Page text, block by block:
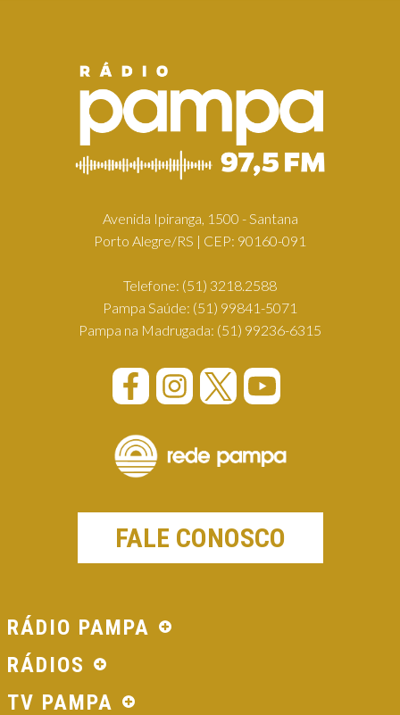
Avenida Ipiranga, 1500 - Santana
Porto Alegre/RS | CEP: 90160-091
Telefone: (51) 3218.2588
Pampa Saúde: (51) 99841-5071
Pampa na Madrugada: (51) 99236-6315
FALE CONOSCO
RÁDIO PAMPA
RÁDIOS
TV PAMPA